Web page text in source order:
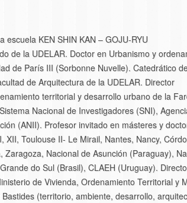
escuela KEN SHIN KAN – GOJU-RYU
de la UDELAR. Doctor en Urbanismo y
de París III (Sorbonne Nuvelle). Catedrático
de Arquitectura de la UDELAR. Director
territorial y desarrollo urbano de la
Nacional de Investigadores (SNI),
(ANII). Profesor invitado en másteres y
XII, Toulouse II- Le Mirail, Nantes, Nancy,
Zaragoza, Nacional de Asunción (Paraguay),
do Sul (Brasil), CLAEH (Uruguay).
de Vivienda, Ordenamiento Territorial y
(territorio, ambiente, desarrollo,